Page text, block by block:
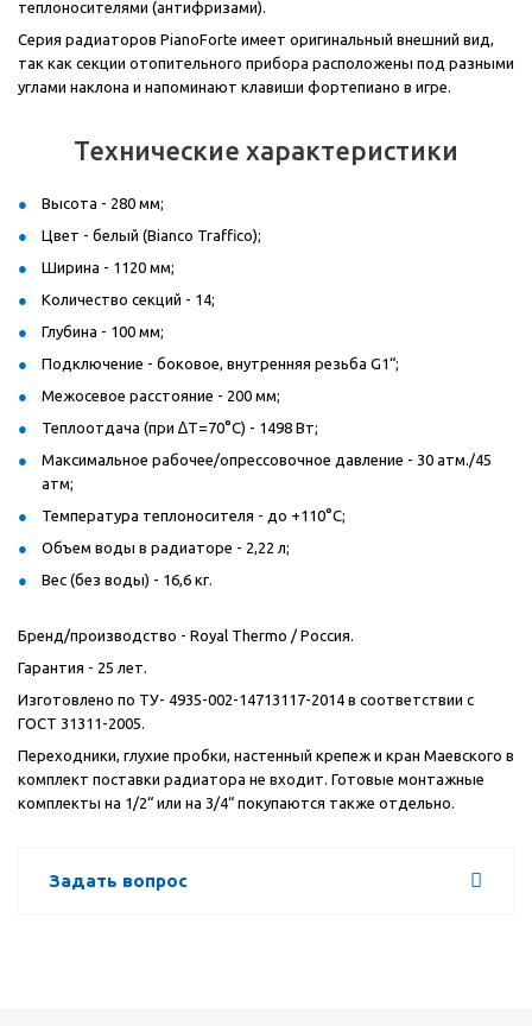
теплоносителями (антифризами).
Серия радиаторов PianoForte имеет оригинальный внешний вид,
так как секции отопительного прибора расположены под разными
углами наклона и напоминают клавиши фортепиано в игре.
Технические характеристики
Высота - 280 мм;
Цвет - белый (Bianco Traffico);
Ширина - 1120 мм;
Количество секций - 14;
Глубина - 100 мм;
Подключение - боковое, внутренняя резьба G1“;
Межосевое расстояние - 200 мм;
Теплоотдача (при ∆T=70°C) - 1498 Вт;
Максимальное рабочее/опрессовочное давление - 30 атм./45
атм;
Температура теплоносителя - до +110°C;
Объем воды в радиаторе - 2,22 л;
Вес (без воды) - 16,6 кг.
Бренд/производство - Royal Thermo / Россия.
Гарантия - 25 лет.
Изготовлено по ТУ- 4935-002-14713117-2014 в соответствии с
ГОСТ 31311-2005.
Переходники, глухие пробки, настенный крепеж и кран Маевского в
комплект поставки радиатора не входит. Готовые монтажные
комплекты на 1/2“ или на 3/4“ покупаются также отдельно.
Задать вопрос